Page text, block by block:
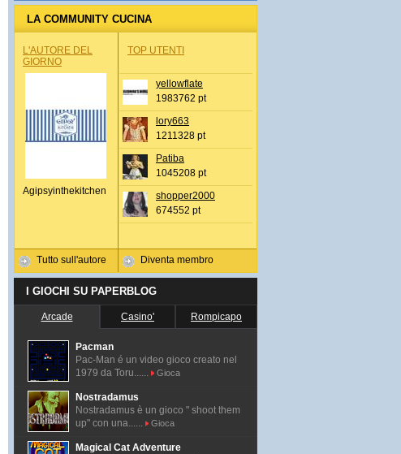
LA COMMUNITY CUCINA
L'AUTORE DEL
GIORNO
Agipsyinthekitchen
Tutto sull'autore
TOP UTENTI
yellowflate
1983762 pt
lory663
1211328 pt
Patiba
1045208 pt
shopper2000
674552 pt
Diventa membro
I GIOCHI SU PAPERBLOG
Arcade Casino' Rompicapo
Pacman
Pac-Man é un video gioco creato nel
1979 da Toru......
Gioca
Nostradamus
Nostradamus è un gioco " shoot them
up" con una......
Gioca
Magical Cat Adventure